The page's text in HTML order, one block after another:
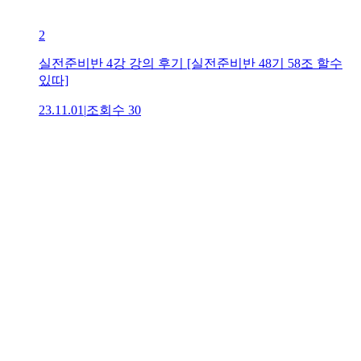
2
실전준비반 4강 강의 후기 [실전준비반 48기 58조 할수
있따]
23.11.01 |조회수 30